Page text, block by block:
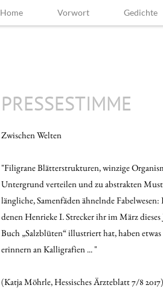
Home Vorwort Gedichte
PRESSESTIMME
Zwischen Welten
"Filigrane Blätterstrukturen, winzige
Untergrund verteilen und zu abstrakten
längliche, Samenfäden ähnelnde
denen Henrieke I. Strecker ihr im März dieses
Buch „Salzblüten“ illustriert hat, haben
erinnern an Kalligrafien ... "
(Katja Möhrle, Hessisches Ärzteblatt 7/8 2017)